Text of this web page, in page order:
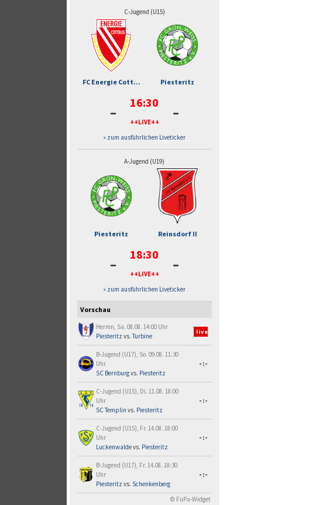
C-Jugend (U15)
FC Energie Cott... Piesteritz
- 16:30
++LIVE++ -
» zum ausführlichen Liveticker
A-Jugend (U19)
Piesteritz Reinsdorf II
- 18:30
++LIVE++ -
» zum ausführlichen Liveticker
Vorschau
Herren, Sa. 08.08. 14:00 Uhr
Piesteritz vs.Turbine
live
B-Jugend (U17), So. 09.08. 11:30
Uhr
SC Bernburgvs. Piesteritz
-:-
C-Jugend (U15), Di. 11.08. 18:00
Uhr
SC Templin vs. Piesteritz
-:-
C-Jugend (U15), Fr. 14.08. 18:00
Uhr
Luckenwaldevs. Piesteritz
-:-
B-Jugend (U17), Fr. 14.08. 18:30
Uhr
Piesteritz vs. Schenkenberg
-:-
© FuPa-Widget